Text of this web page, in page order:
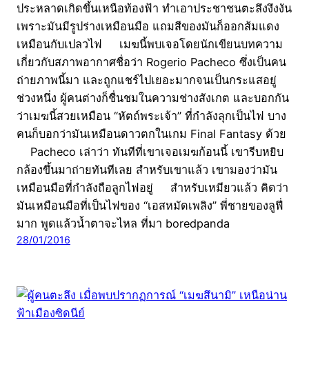
ประหลาดเกิดขึ้นเหนือท้องฟ้า ทำเอาประชาชนตะลึงงึงงัน
เพราะมันมีรูปร่างเหมือนมือ แถมสีของมันก็ออกส้มแดง
เหมือนกับเปลวไฟ เมฆนี้พบเจอโดยนักเขียนบทความ
เกี่ยวกับสภาพอากาศชื่อว่า Rogerio Pacheco ซึ่งเป็นคน
ถ่ายภาพนี้มา และถูกแชร์ไปเยอะมากจนเป็นกระแสอยู่
ช่วงหนึ่ง ผู้คนต่างก็ชื่นชมในความช่างสังเกต และบอกกัน
ว่าเมฆนี้สวยเหมือน “หัตถ์พระเจ้า” ที่กำลังลุกเป็นไฟ บาง
คนก็บอกว่ามันเหมือนดาวตกในเกม Final Fantasy ด้วย
Pacheco เล่าว่า ทันทีที่เขาเจอเมฆก้อนนี้ เขารีบหยิบ
กล้องขึ้นมาถ่ายทันทีเลย สำหรับเขาแล้ว เขามองว่ามัน
เหมือนมือที่กำลังถือลูกไฟอยู่ สำหรับเหมียวแล้ว คิดว่า
มันเหมือนมือที่เป็นไฟของ “เอสหมัดเพลิง” พี่ชายของลูฟี่
มาก พูดแล้วน้ำตาจะไหล ที่มา boredpanda
28/01/2016